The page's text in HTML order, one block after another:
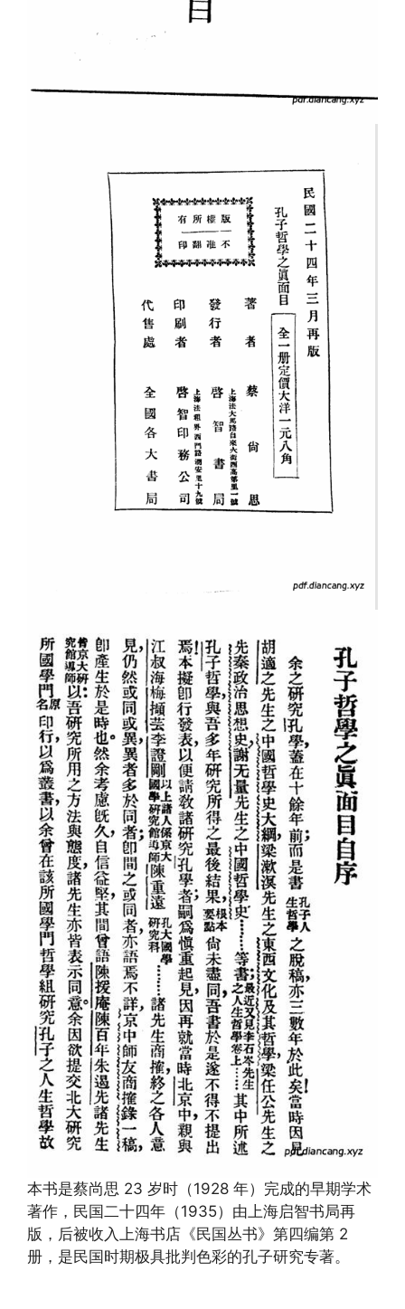
本书是蔡尚思 23 岁时（1928 年）完成的早期学术
著作，民国二十四年（1935）由上海启智书局再
版，后被收入上海书店《民国丛书》第四编第 2
册，是民国时期极具批判色彩的孔子研究专著。